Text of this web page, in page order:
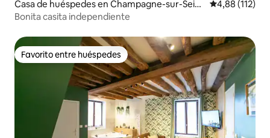
Casa de huéspedes en Champagne-sur-Sein
e
Calificación
4,88 (112)
Bonita casita independiente
Favorito entre huéspedes
Favorito entre huéspedes